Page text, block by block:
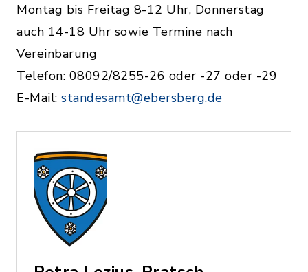
Montag bis Freitag 8-12 Uhr, Donnerstag
auch 14-18 Uhr sowie Termine nach
Vereinbarung
Telefon: 08092/8255-26 oder -27 oder -29
E-Mail: standesamt@ebersberg.de